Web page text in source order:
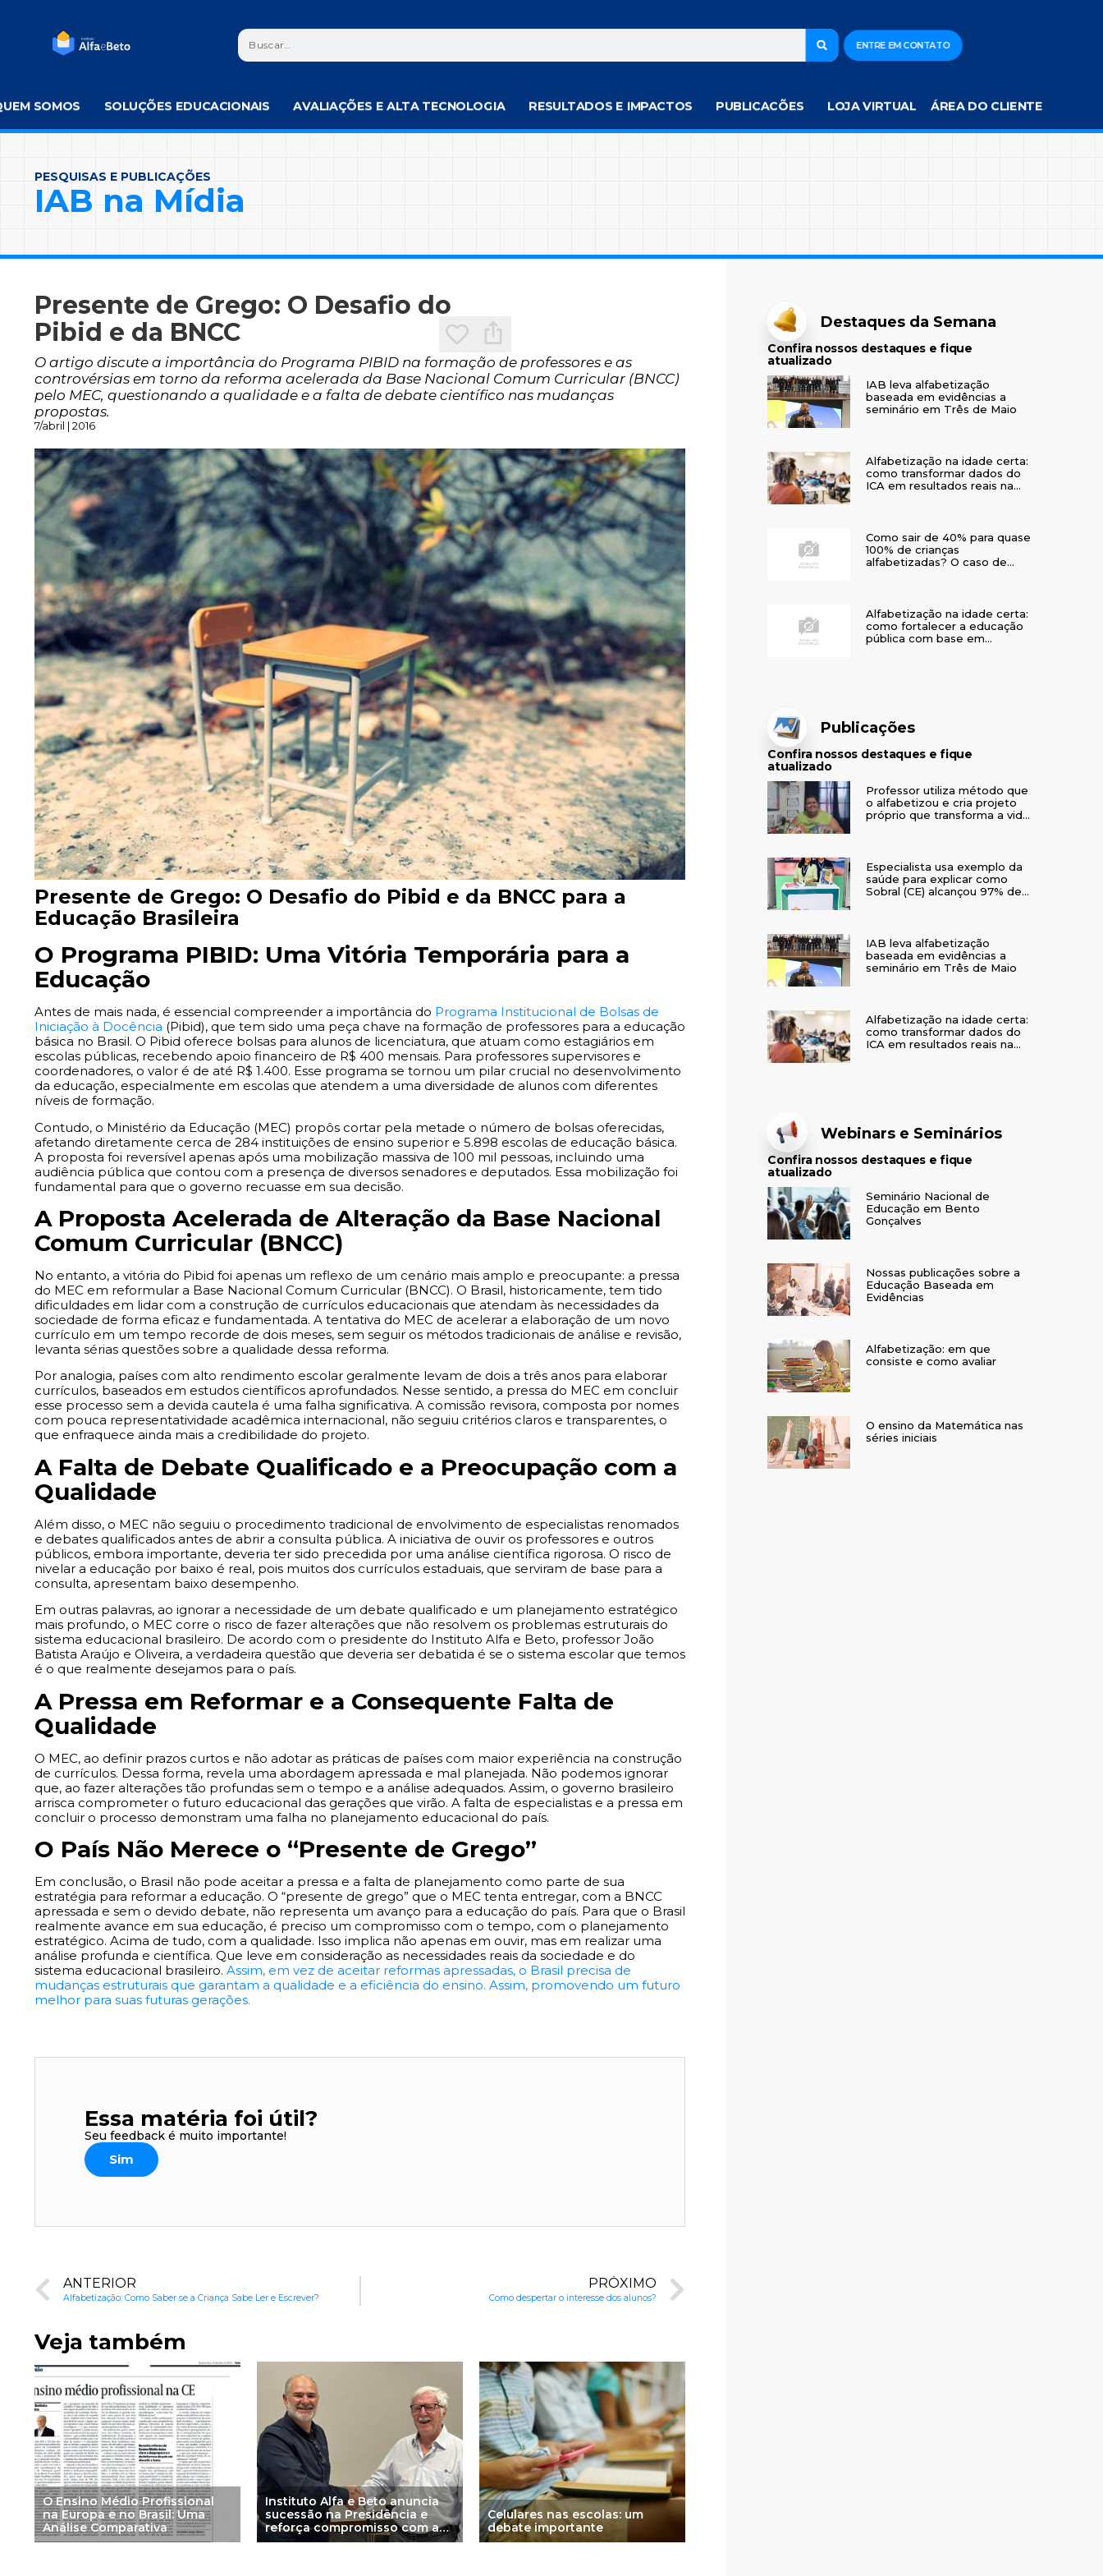
ENTRE EM CONTATO
SOMOS SOLUÇÕES EDUCACIONAIS AVALIAÇÕES E ALTA TECNOLOGIA RESULTADOS E IMPACTOS PUBLICACÕES LOJA VIRTUAL ÁREA DO CLIENTE
PESQUISAS E PUBLICAÇÕES
IAB na Mídia
Presente de Grego: O Desafio do
Pibid e da BNCC
O artigo discute a importância do Programa PIBID na formação de professores e as
controvérsias em torno da reforma acelerada da Base Nacional Comum Curricular (BNCC)
pelo MEC, questionando a qualidade e a falta de debate científico nas mudanças
propostas.
7/abril | 2016
Presente de Grego: O Desafio do Pibid e da BNCC para a
Educação Brasileira
O Programa PIBID: Uma Vitória Temporária para a
Educação
Antes de mais nada, é essencial compreender a importância do Programa Institucional de Bolsas de
Iniciação à Docência (Pibid), que tem sido uma peça chave na formação de professores para a educação
básica no Brasil. O Pibid oferece bolsas para alunos de licenciatura, que atuam como estagiários em
escolas públicas, recebendo apoio financeiro de R$ 400 mensais. Para professores supervisores e
coordenadores, o valor é de até R$ 1.400. Esse programa se tornou um pilar crucial no desenvolvimento
da educação, especialmente em escolas que atendem a uma diversidade de alunos com diferentes
níveis de formação.
Contudo, o Ministério da Educação (MEC) propôs cortar pela metade o número de bolsas oferecidas,
afetando diretamente cerca de 284 instituições de ensino superior e 5.898 escolas de educação básica.
A proposta foi reversível apenas após uma mobilização massiva de 100 mil pessoas, incluindo uma
audiência pública que contou com a presença de diversos senadores e deputados. Essa mobilização foi
fundamental para que o governo recuasse em sua decisão.
A Proposta Acelerada de Alteração da Base Nacional
Comum Curricular (BNCC)
No entanto, a vitória do Pibid foi apenas um reflexo de um cenário mais amplo e preocupante: a pressa
do MEC em reformular a Base Nacional Comum Curricular (BNCC). O Brasil, historicamente, tem tido
dificuldades em lidar com a construção de currículos educacionais que atendam às necessidades da
sociedade de forma eficaz e fundamentada. A tentativa do MEC de acelerar a elaboração de um novo
currículo em um tempo recorde de dois meses, sem seguir os métodos tradicionais de análise e revisão,
levanta sérias questões sobre a qualidade dessa reforma.
Por analogia, países com alto rendimento escolar geralmente levam de dois a três anos para elaborar
currículos, baseados em estudos científicos aprofundados. Nesse sentido, a pressa do MEC em concluir
esse processo sem a devida cautela é uma falha significativa. A comissão revisora, composta por nomes
com pouca representatividade acadêmica internacional, não seguiu critérios claros e transparentes, o
que enfraquece ainda mais a credibilidade do projeto.
A Falta de Debate Qualificado e a Preocupação com a
Qualidade
Além disso, o MEC não seguiu o procedimento tradicional de envolvimento de especialistas renomados
e debates qualificados antes de abrir a consulta pública. A iniciativa de ouvir os professores e outros
públicos, embora importante, deveria ter sido precedida por uma análise científica rigorosa. O risco de
nivelar a educação por baixo é real, pois muitos dos currículos estaduais, que serviram de base para a
consulta, apresentam baixo desempenho.
Em outras palavras, ao ignorar a necessidade de um debate qualificado e um planejamento estratégico
mais profundo, o MEC corre o risco de fazer alterações que não resolvem os problemas estruturais do
sistema educacional brasileiro. De acordo com o presidente do Instituto Alfa e Beto, professor João
Batista Araújo e Oliveira, a verdadeira questão que deveria ser debatida é se o sistema escolar que temos
é o que realmente desejamos para o país.
A Pressa em Reformar e a Consequente Falta de
Qualidade
O MEC, ao definir prazos curtos e não adotar as práticas de países com maior experiência na construção
de currículos. Dessa forma, revela uma abordagem apressada e mal planejada. Não podemos ignorar
que, ao fazer alterações tão profundas sem o tempo e a análise adequados. Assim, o governo brasileiro
arrisca comprometer o futuro educacional das gerações que virão. A falta de especialistas e a pressa em
concluir o processo demonstram uma falha no planejamento educacional do país.
O País Não Merece o “Presente de Grego”
Em conclusão, o Brasil não pode aceitar a pressa e a falta de planejamento como parte de sua
estratégia para reformar a educação. O “presente de grego” que o MEC tenta entregar, com a BNCC
apressada e sem o devido debate, não representa um avanço para a educação do país. Para que o Brasil
realmente avance em sua educação, é preciso um compromisso com o tempo, com o planejamento
estratégico. Acima de tudo, com a qualidade. Isso implica não apenas em ouvir, mas em realizar uma
análise profunda e científica. Que leve em consideração as necessidades reais da sociedade e do
sistema educacional brasileiro. Assim, em vez de aceitar reformas apressadas, o Brasil precisa de
mudanças estruturais que garantam a qualidade e a eficiência do ensino. Assim, promovendo um futuro
melhor para suas futuras gerações.
Essa matéria foi útil?
Seu feedback é muito importante!
Sim
ANTERIOR
Alfabetização: Como Saber se a Criança Sabe Ler e Escrever?
PRÓXIMO
Como despertar o interesse dos alunos?
Veja também
O Ensino Médio Profissional
na Europa e no Brasil: Uma
Análise Comparativa
Instituto Alfa e Beto anuncia
sucessão na Presidência e
reforça compromisso com a
aprendizagem baseada na
Celulares nas escolas: um
debate importante
Destaques da Semana
Confira nossos destaques e fique
atualizado
IAB leva alfabetização
baseada em evidências a
seminário em Três de Maio
Alfabetização na idade certa:
como transformar dados do
ICA em resultados reais na
Como sair de 40% para quase
100% de crianças
alfabetizadas? O caso de
Alfabetização na idade certa:
como fortalecer a educação
pública com base em
Publicações
Confira nossos destaques e fique
atualizado
Professor utiliza método que
o alfabetizou e cria projeto
próprio que transforma a vida
Especialista usa exemplo da
saúde para explicar como
Sobral (CE) alcançou 97% de
IAB leva alfabetização
baseada em evidências a
seminário em Três de Maio
Alfabetização na idade certa:
como transformar dados do
ICA em resultados reais na
Webinars e Seminários
Confira nossos destaques e fique
atualizado
Seminário Nacional de
Educação em Bento
Gonçalves
Nossas publicações sobre a
Educação Baseada em
Evidências
Alfabetização: em que
consiste e como avaliar
O ensino da Matemática nas
séries iniciais